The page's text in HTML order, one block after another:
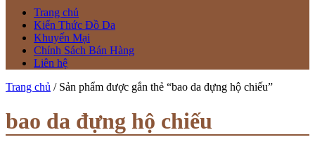
Trang chủ
Kiến Thức Đồ Da
Khuyến Mại
Chính Sách Bán Hàng
Liên hệ
Trang chủ / Sản phẩm được gắn thẻ “bao da đựng hộ chiếu”
bao da đựng hộ chiếu